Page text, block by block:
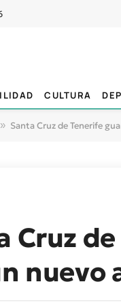
CULTURA
» Santa Cruz de Tenerife
Cruz
nuevo